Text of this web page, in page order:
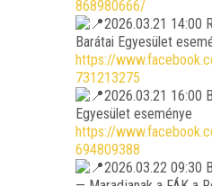
868980666/
2026.03.21 14:00
Bará­tai Egye­sü­let
https://
731213275
2026.03.21 16:00
Egye­sü­let ese­mé­nye
https://
694809388
2026.03.22 09:30